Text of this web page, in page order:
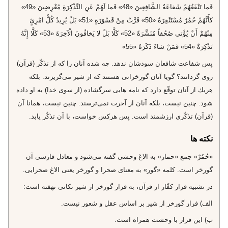
فَما تَنْفَعُهُمْ شَفاعَةُ الشَّافِعِينَ «48» فَما لَهُمْ عَنِ التَّذْكِرَةِ مُعْرِضِينَ «49»
كَأَنَّهُمْ حُمُرٌ مُسْتَنْفِرَةٌ «50» فَرَّتْ مِنْ قَسْوَرَةٍ «51» بَلْ يُرِيدُ كُلُّ امْرِئٍ
مِنْهُمْ أَنْ يُؤْتى‌ صُحُفاً مُنَشَّرَةً «52» كَلَّا بَلْ لا يَخافُونَ الْآخِرَةَ «53» كَلَّا إِنَّهُ
تَذْكِرَةٌ «54» فَمَنْ شاءَ ذَكَرَهُ «55»
پس شفاعت شافعان سودشان ندهد. چه شده آنان را كه از تذكّر (قرآن)
روى گردانند؟ گويا آنان گورخرانى هستند كه از شير مى‌گريزند. بلكه
هريك از آنان توقّع دارد كه نامه هايى سرگشاده (از سوى خدا) به او داده
شود. چنين نيست، بلكه آنان از آخرت نمى‌ترسند. چنين نيست، همانا آن
(قرآن) تذكّرى ارزشمند است. پس هركس خواست، با آن تذكّر يابد.
نکته ها
«حُمُرٌ» جمع «حمار» به الاغ وحشى گفته مى‌شود و معادل فارسى آن
گورخر است. كلمه «گور» به معناى صحرا و گورخر يعنى الاغ صحرايى.
در تشبيه فرار كفّار از قرآن، به فرار گورخر از شير نكاتى نهفته است:
الف) فرار گورخر از شير بر اساس عقل و شعور نيست.
ب) اين فرار با وحشت همراه است.